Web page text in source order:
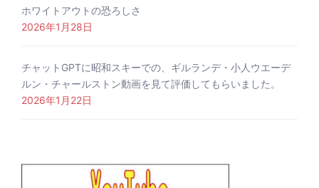
ホワイトアウトの恐ろしさ
2026年1月28日
チャットGPTに昭和スキーでの、ギルランデ・小人ウエーデ
ルン・チャールストン動画を見て評価してもらいました。
2026年1月22日